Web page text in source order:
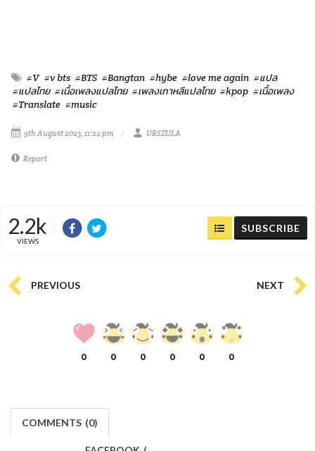
#V #v bts #BTS #Bangtan #hybe #love me again #แปล
#แปลไทย #เนื้อเพลงแปลไทย #เพลงเกาหลีแปลไทย #kpop #เนื้อเพลง
#Translate #music
9th August 2023, 11:22 pm URSZULA
Report
2.2k
VIEWS
SUBSCRIBE
PREVIOUS NEXT
0 0 0 0 0 0
COMMENTS (0)